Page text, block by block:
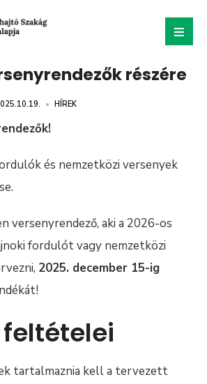
részére
• HÍREK
és nemzetközi versenyek
versenyrendező, aki a 2026-os
fordulót vagy nemzetközi
2025. december 15-ig
tartalmaznia kell a tervezett